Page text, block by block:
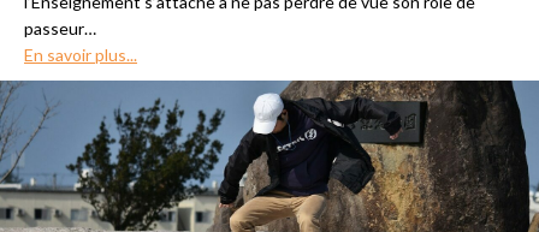
passeur…
En savoir plus...